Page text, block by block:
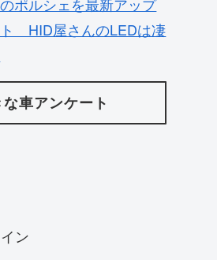
HID屋さんのLEDは凄
車アンケート
ン